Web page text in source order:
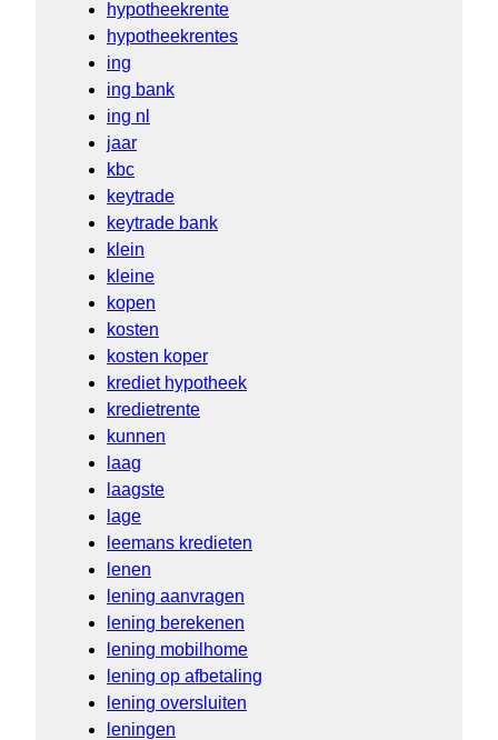
hypotheekrente
hypotheekrentes
ing
ing bank
ing nl
jaar
kbc
keytrade
keytrade bank
klein
kleine
kopen
kosten
kosten koper
krediet hypotheek
kredietrente
kunnen
laag
laagste
lage
leemans kredieten
lenen
lening aanvragen
lening berekenen
lening mobilhome
lening op afbetaling
lening oversluiten
leningen